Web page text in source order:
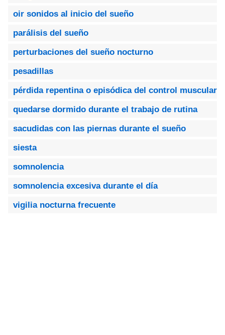
oir sonidos al inicio del sueño
parálisis del sueño
perturbaciones del sueño nocturno
pesadillas
pérdida repentina o episódica del control muscular
quedarse dormido durante el trabajo de rutina
sacudidas con las piernas durante el sueño
siesta
somnolencia
somnolencia excesiva durante el día
vigilia nocturna frecuente